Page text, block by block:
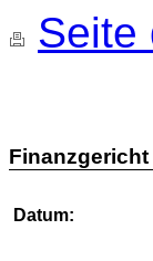
Seite
Finanzgericht
Datum: